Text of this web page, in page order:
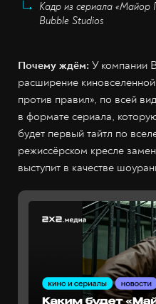
Кадр из сериала «Майор
Bubble Studios
Почему ждём: У компании
расширение
против правил», по всей
в формате сериала,
будет первый тайтл по
режиссёрском кресле
выступит в качестве